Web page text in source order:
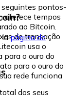
pontos-
oferece tempos
ao Bitcoin.
de transação
usa o
o ouro do
para o ouro do
rede funciona
lapágina de
dos seus